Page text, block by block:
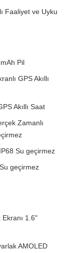
Faaliyet ve Uyku
Pil
GPS Akıllı
Akıllı Saat
Zamanlı
Su geçirmez
geçirmez
1.6"
AMOLED